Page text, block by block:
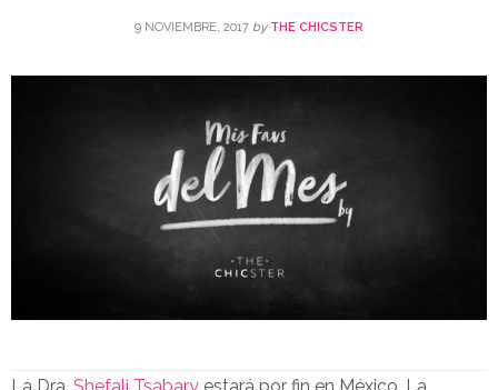
9 NOVIEMBRE, 2017 by THE CHICSTER